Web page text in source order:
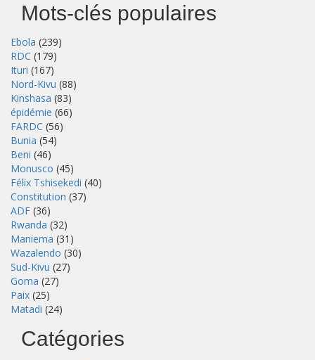
Mots-clés populaires
Ebola (239)
RDC (179)
Ituri (167)
Nord-Kivu (88)
Kinshasa (83)
épidémie (66)
FARDC (56)
Bunia (54)
Beni (46)
Monusco (45)
Félix Tshisekedi (40)
Constitution (37)
ADF (36)
Rwanda (32)
Maniema (31)
Wazalendo (30)
Sud-Kivu (27)
Goma (27)
Paix (25)
Matadi (24)
Catégories